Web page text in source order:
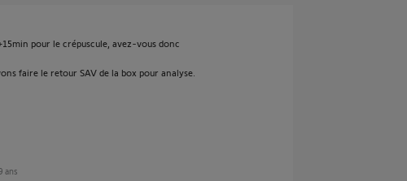
pour le crépuscule, avez-vous donc
faire le retour SAV de la box pour analyse.
ans